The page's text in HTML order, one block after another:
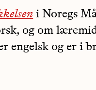
i Noregs
og om
engelsk og er i